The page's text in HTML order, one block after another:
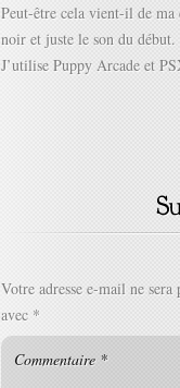
Peut-être cela vient-il de
noir et juste le son du début.
J’utilise Puppy Arcade et
Votre adresse e-mail ne sera
avec *